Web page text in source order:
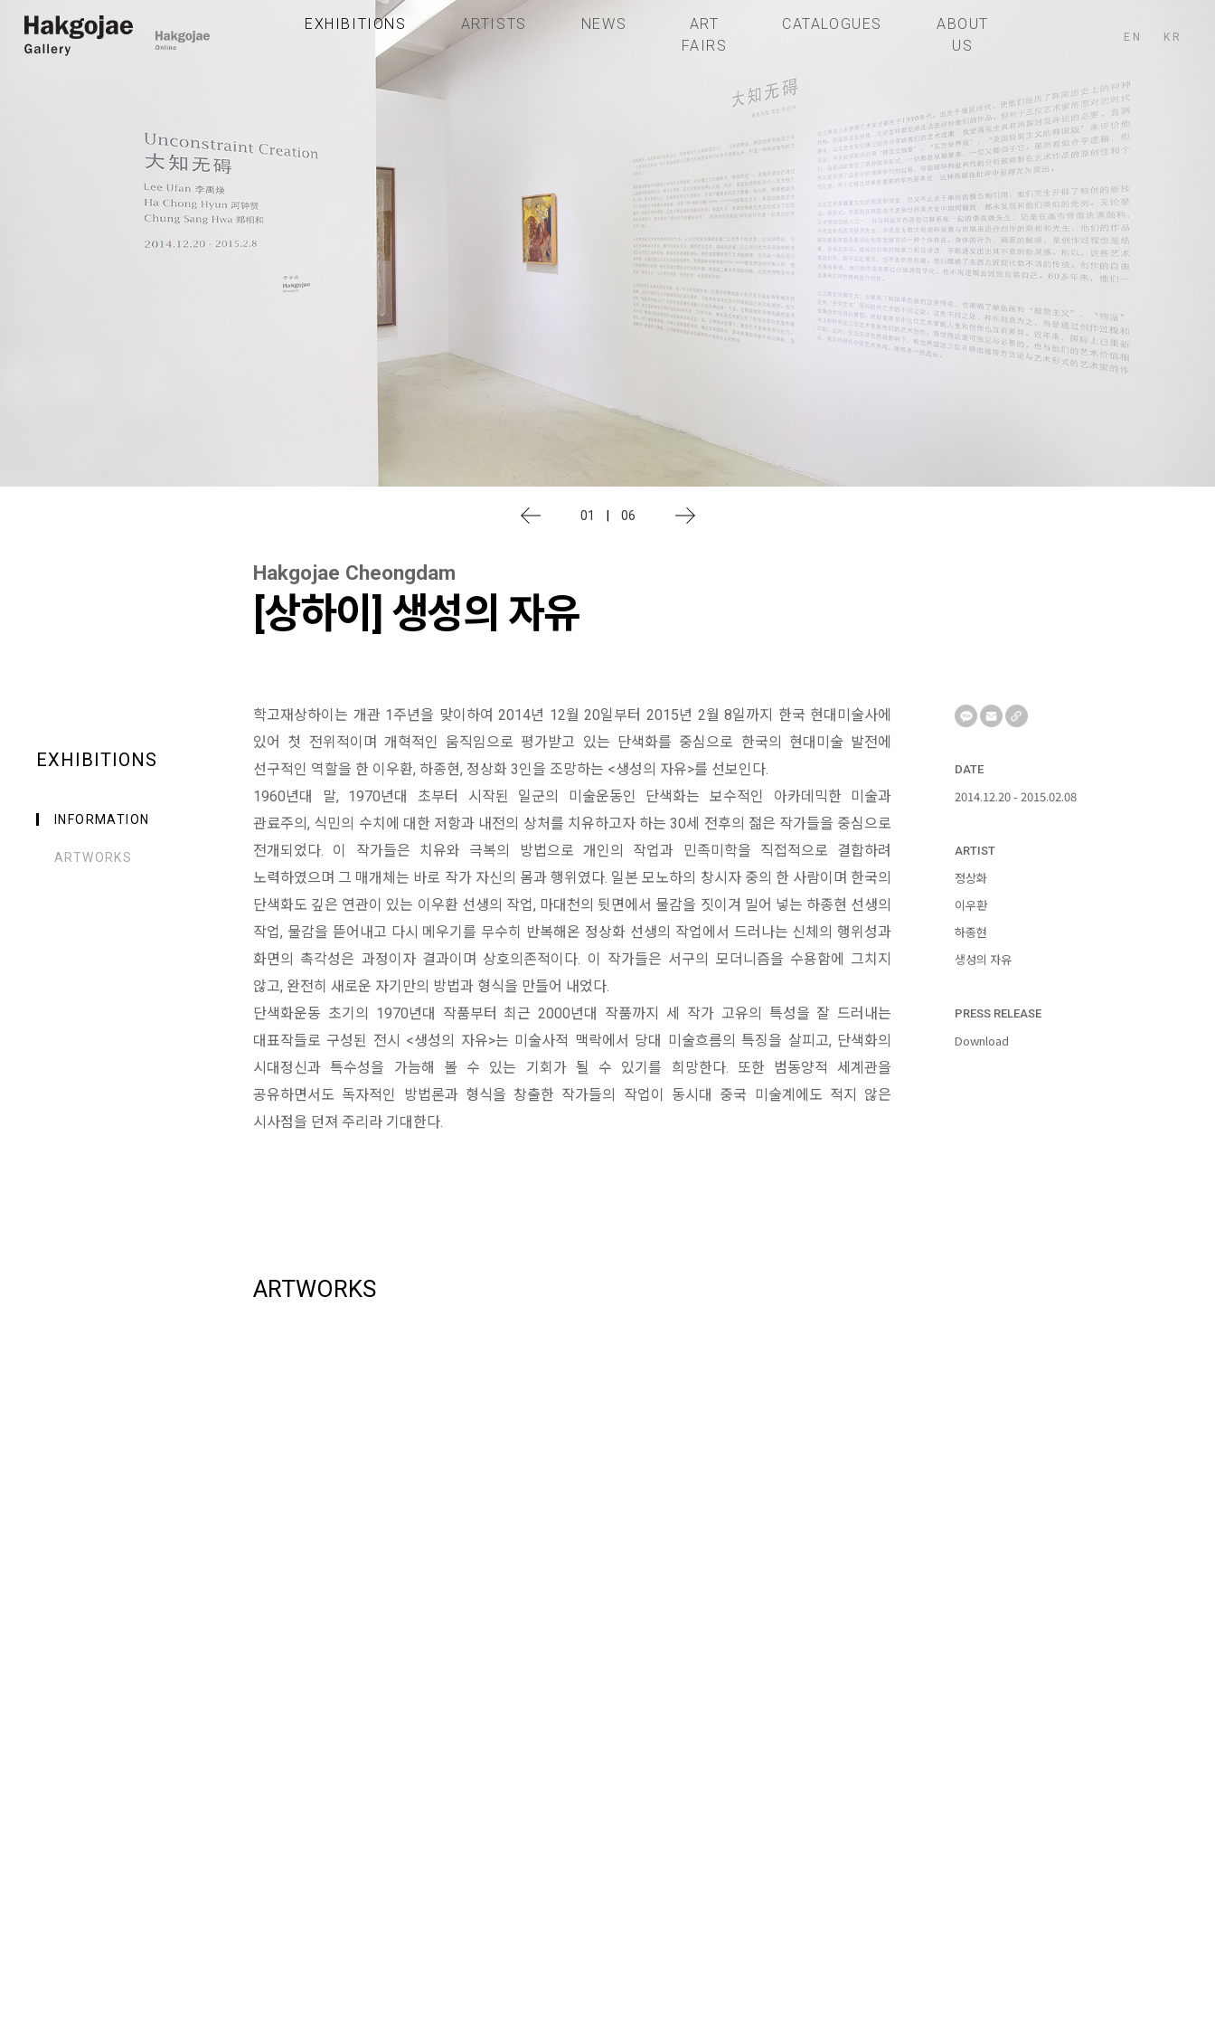
EXHIBITIONS ARTISTS NEWS
ART
FAIRS
CATALOGUES
ABOUT
US
EN KR
01 06
EXHIBITIONS
INFORMATION
ARTWORKS
Hakgojae Cheongdam
[상하이] 생성의 자유
학고재상하이는 개관 1주년을 맞이하여 2014년 12월 20일부터 2015년 2월 8일까지 한국 현대미술사에
있어 첫 전위적이며 개혁적인 움직임으로 평가받고 있는 단색화를 중심으로 한국의 현대미술 발전에
선구적인 역할을 한 이우환, 하종현, 정상화 3인을 조망하는 <생성의 자유>를 선보인다.
1960년대 말, 1970년대 초부터 시작된 일군의 미술운동인 단색화는 보수적인 아카데믹한 미술과
관료주의, 식민의 수치에 대한 저항과 내전의 상처를 치유하고자 하는 30세 전후의 젊은 작가들을 중심으로
전개되었다. 이 작가들은 치유와 극복의 방법으로 개인의 작업과 민족미학을 직접적으로 결합하려
노력하였으며 그 매개체는 바로 작가 자신의 몸과 행위였다. 일본 모노하의 창시자 중의 한 사람이며 한국의
단색화도 깊은 연관이 있는 이우환 선생의 작업, 마대천의 뒷면에서 물감을 짓이겨 밀어 넣는 하종현 선생의
작업, 물감을 뜯어내고 다시 메우기를 무수히 반복해온 정상화 선생의 작업에서 드러나는 신체의 행위성과
화면의 촉각성은 과정이자 결과이며 상호의존적이다. 이 작가들은 서구의 모더니즘을 수용함에 그치지
않고, 완전히 새로운 자기만의 방법과 형식을 만들어 내었다.
단색화운동 초기의 1970년대 작품부터 최근 2000년대 작품까지 세 작가 고유의 특성을 잘 드러내는
대표작들로 구성된 전시 <생성의 자유>는 미술사적 맥락에서 당대 미술흐름의 특징을 살피고, 단색화의
시대정신과 특수성을 가늠해 볼 수 있는 기회가 될 수 있기를 희망한다. 또한 범동양적 세계관을
공유하면서도 독자적인 방법론과 형식을 창출한 작가들의 작업이 동시대 중국 미술계에도 적지 않은
시사점을 던져 주리라 기대한다.
DATE
2014.12.20 - 2015.02.08
ARTIST
정상화
이우환
하종현
생성의 자유
PRESS RELEASE
Download
ARTWORKS